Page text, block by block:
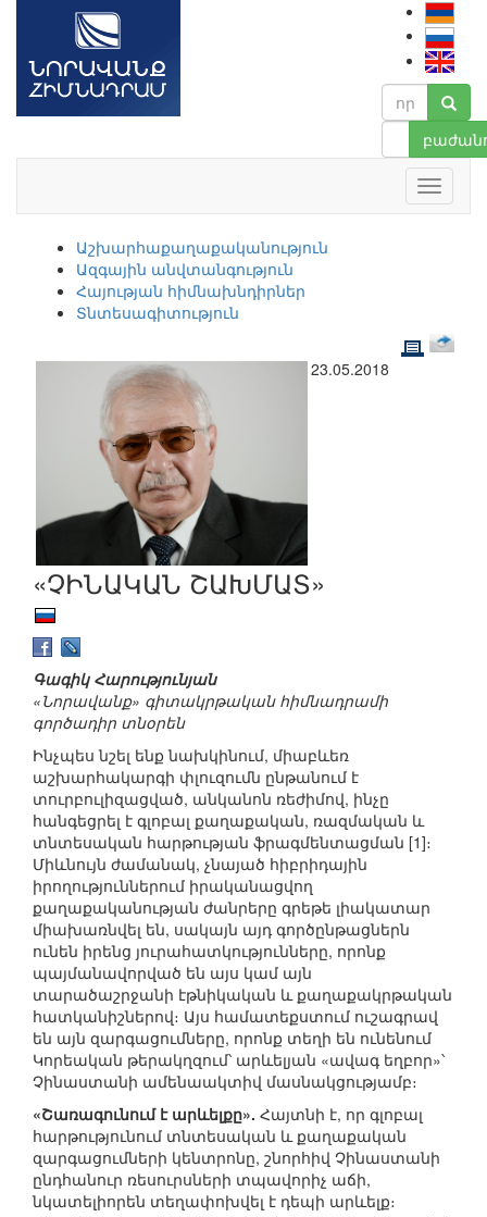
Աշխարհաքաղաքականություն
Ազգային անվտանգություն
Հայության հիմնախնդիրներ
Տնտեսագիտություն
23.05.2018
«ՉԻՆԱԿԱՆ ՇԱԽՄԱՏ»
Գագիկ Հարությունյան
«Նորավանք» գիտակրթական հիմնադրամի
գործադիր տնօրեն
Ինչպես նշել ենք նախկինում, միաբևեռ
աշխարհակարգի փլուզումն ընթանում է
տուրբուլիզացված, անկանոն ռեժիմով, ինչը
հանգեցրել է գլոբալ քաղաքական, ռազմական և
տնտեսական հարթության ֆրագմենտացման [1]։
Միևնույն ժամանակ, չնայած հիբրիդային
իրողություններում իրականացվող
քաղաքականության ժանրերը գրեթե լիակատար
միախառնվել են, սակայն այդ գործընթացներն
ունեն իրենց յուրահատկությունները, որոնք
պայմանավորված են այս կամ այն
տարածաշրջանի էթնիկական և քաղաքակրթական
հատկանիշներով։ Այս համատեքստում ուշագրավ
են այն զարգացումները, որոնք տեղի են ունենում
Կորեական թերակղզում՝ արևելյան «ավագ եղբոր»՝
Չինաստանի ամենաակտիվ մասնակցությամբ։
«Շառագունում է արևելքը». Հայտնի է, որ գլոբալ
հարթությունում տնտեսական և քաղաքական
զարգացումների կենտրոնը, շնորհիվ Չինաստանի
ընդհանուր ռեսուրսների տպավորիչ աճի,
նկատելիորեն տեղափոխվել է դեպի արևելք։